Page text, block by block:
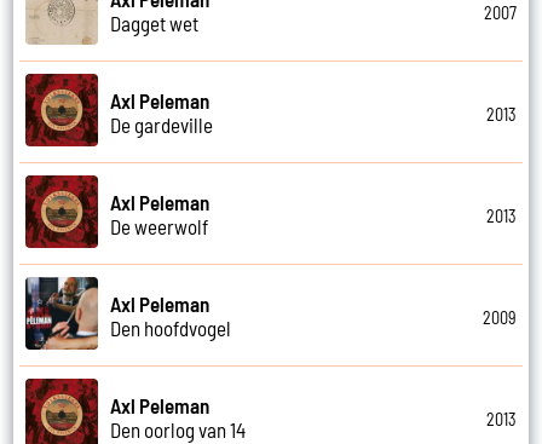
Dagget wet
2007
Axl Peleman
De gardeville
2013
Axl Peleman
De weerwolf
2013
Axl Peleman
Den hoofdvogel
2009
Axl Peleman
Den oorlog van 14
2013